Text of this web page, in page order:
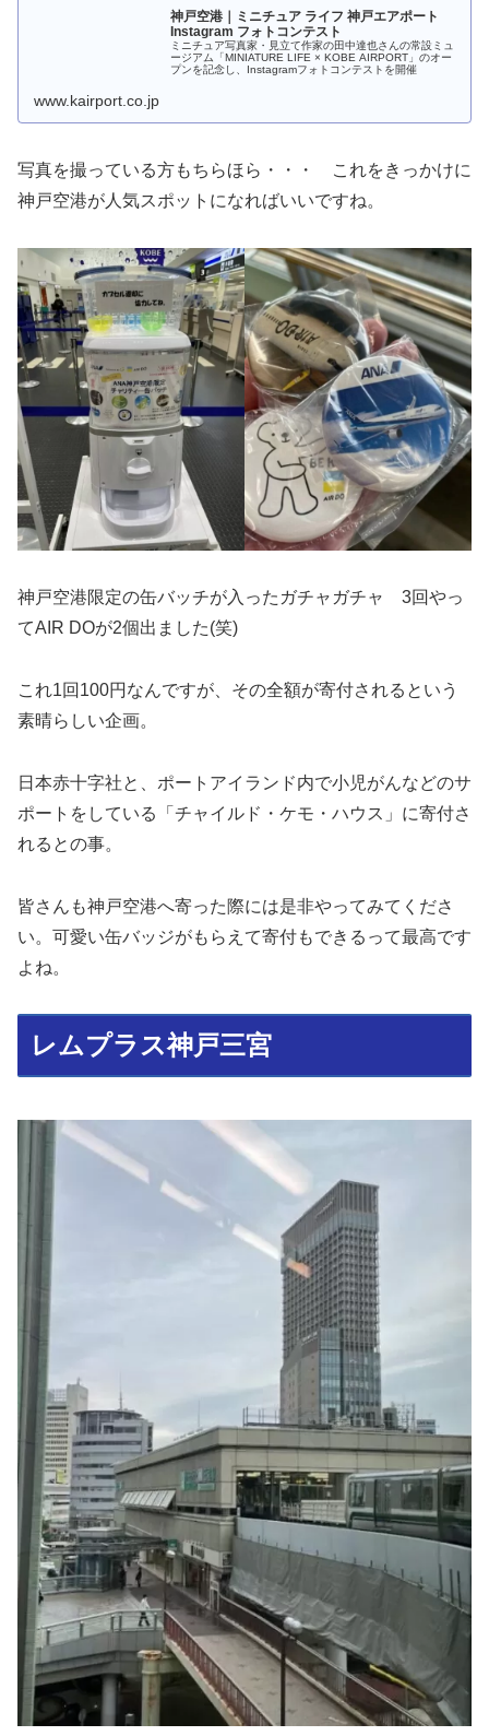
神戸空港｜ミニチュア ライフ 神戸エアポート
Instagram フォトコンテスト
ミニチュア写真家・見立て作家の田中達也さんの常設ミュ
ージアム「MINIATURE LIFE × KOBE AIRPORT」のオー
プンを記念し、Instagramフォトコンテストを開催
www.kairport.co.jp
写真を撮っている方もちらほら・・・ これをきっかけに
神戸空港が人気スポットになればいいですね。
神戸空港限定の缶バッチが入ったガチャガチャ 3回やっ
てAIR DOが2個出ました(笑)
これ1回100円なんですが、その全額が寄付されるという
素晴らしい企画。
日本赤十字社と、ポートアイランド内で小児がんなどのサ
ポートをしている「チャイルド・ケモ・ハウス」に寄付さ
れるとの事。
皆さんも神戸空港へ寄った際には是非やってみてくださ
い。可愛い缶バッジがもらえて寄付もできるって最高です
よね。
レムプラス神戸三宮